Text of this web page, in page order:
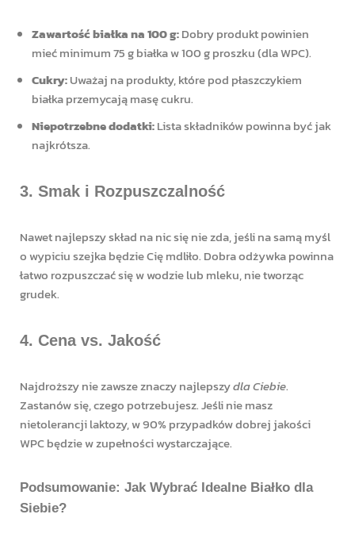
Zawartość białka na 100 g:Dobry produkt powinien
mieć minimum 75 g białka w 100 g proszku (dla WPC).
Cukry:Uważaj na produkty, które pod płaszczykiem
białka przemycają masę cukru.
Niepotrzebne dodatki:Lista składników powinna być jak
najkrótsza.
3. Smak i Rozpuszczalność
Nawet najlepszy skład na nic się nie zda, jeśli na samą myśl
o wypiciu szejka będzie Cię mdliło. Dobra odżywka powinna
łatwo rozpuszczać się w wodzie lub mleku, nie tworząc
grudek.
4. Cena vs. Jakość
Najdroższy nie zawsze znaczy najlepszydla Ciebie.
Zastanów się, czego potrzebujesz. Jeśli nie masz
nietolerancji laktozy, w 90% przypadków dobrej jakości
WPC będzie w zupełności wystarczające.
Podsumowanie: Jak Wybrać Idealne Białko dla
Siebie?